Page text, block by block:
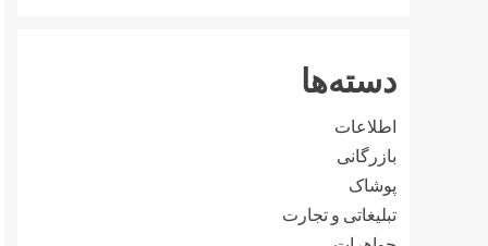
دسته‌ها
اطلاعات
بازرگانی
پوشاک
تبلیغاتی و تجارت